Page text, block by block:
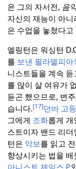
은 그의 자서전, 음
자신의 재능이 아
은 수업을 놓쳤다고
엘링턴은 워싱턴
를 보낸 필라델피아
니스트들을 계속
를 많이 살 여유가
듣곤 했으므로, 변
습니다.[17]던바 고
그에게 조화롭게
스트이자 밴드 리
턴은 악보를 읽고
향상시키는 법을 배